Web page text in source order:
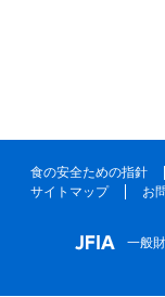
食の安全ための指針
サイトマップ
お
一般